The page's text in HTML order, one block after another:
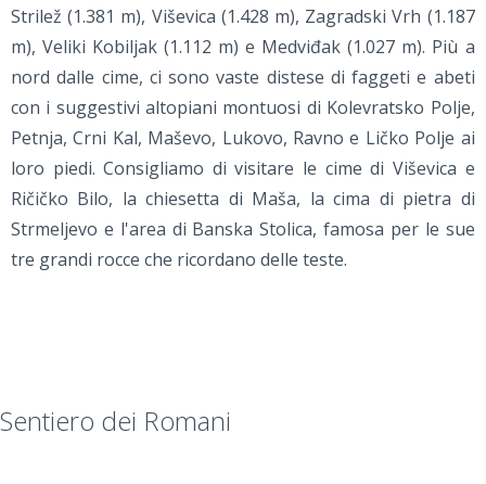
Strilež (1.381 m), Viševica (1.428 m), Zagradski Vrh (1.187
m), Veliki Kobiljak (1.112 m) e Medviđak (1.027 m). Più a
nord dalle cime, ci sono vaste distese di faggeti e abeti
con i suggestivi altopiani montuosi di Kolevratsko Polje,
Petnja, Crni Kal, Maševo, Lukovo, Ravno e Ličko Polje ai
loro piedi. Consigliamo di visitare le cime di Viševica e
Ričičko Bilo, la chiesetta di Maša, la cima di pietra di
Strmeljevo e l'area di Banska Stolica, famosa per le sue
tre grandi rocce che ricordano delle teste.
Sentiero dei Romani